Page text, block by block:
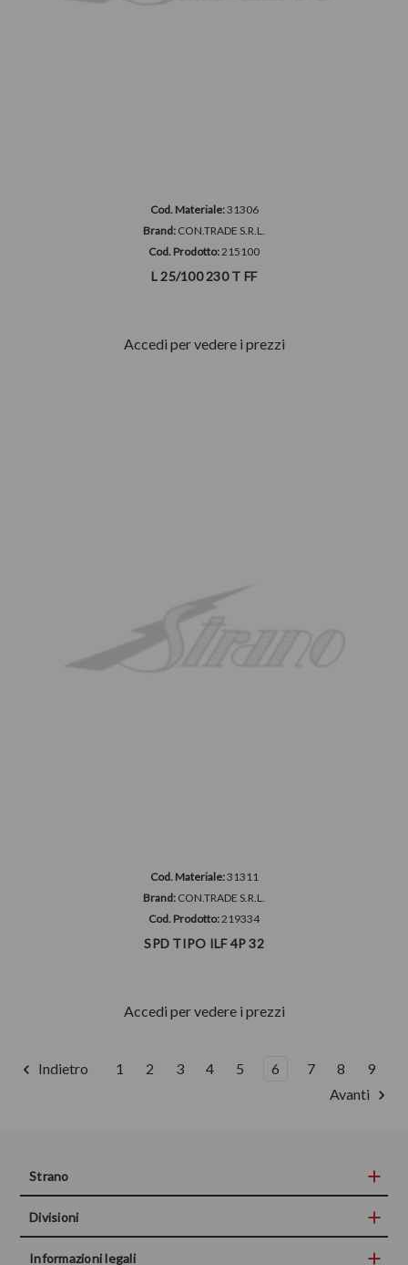
Cod. Materiale:31306
Brand: CON.TRADE S.R.L.
Cod. Prodotto:215100
L 25/100 230 T FF
Accedi per vedere i prezzi
Cod. Materiale:31311
Brand: CON.TRADE S.R.L.
Cod. Prodotto:219334
SPD TIPO ILF 4P 32
Accedi per vedere i prezzi
Indietro 1 2 3 4 5 6 7 8
9
Avanti
Strano
Divisioni
Informazioni legali